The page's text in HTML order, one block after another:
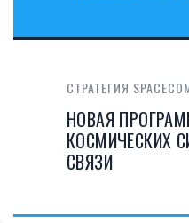
СТРАТЕГИЯ
НОВАЯ
КОСМИЧЕСКИХ
СВЯЗИ